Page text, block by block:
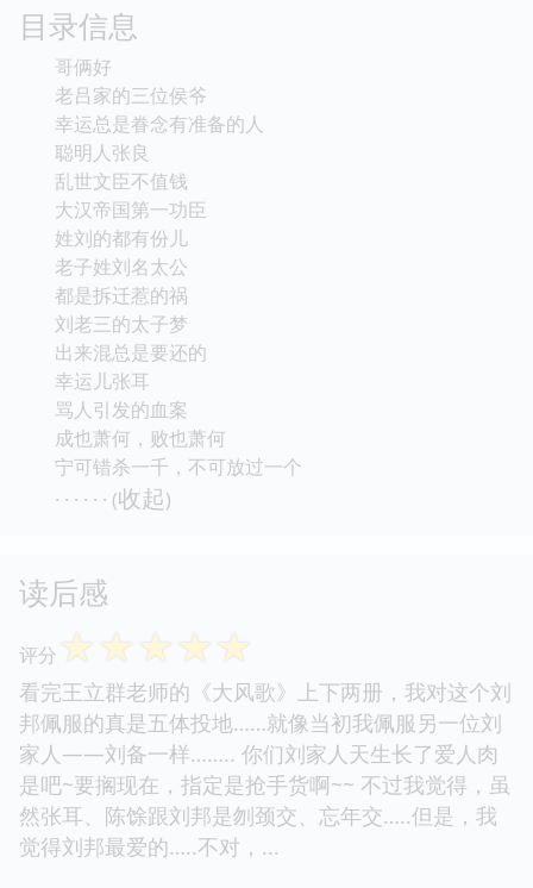
目录信息
哥俩好
老吕家的三位侯爷
幸运总是眷念有准备的人
聪明人张良
乱世文臣不值钱
大汉帝国第一功臣
姓刘的都有份儿
老子姓刘名太公
都是拆迁惹的祸
刘老三的太子梦
出来混总是要还的
幸运儿张耳
骂人引发的血案
成也萧何，败也萧何
宁可错杀一千，不可放过一个
· · · · · · (收起)
读后感
评分 ☆☆☆☆☆
看完王立群老师的《大风歌》上下两册，我对这个刘
邦佩服的真是五体投地……就像当初我佩服另一位刘
家人——刘备一样…….. 你们刘家人天生长了爱人肉
是吧~要搁现在，指定是抢手货啊~~ 不过我觉得，虽
然张耳、陈馀跟刘邦是刎颈交、忘年交…..但是，我
觉得刘邦最爱的…..不对，...